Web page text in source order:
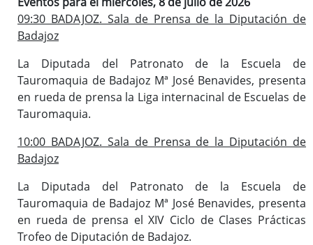
09:30 BADAJOZ. Sala de Prensa de la Diputación de
Badajoz
La Diputada del Patronato de la Escuela de
Tauromaquia de Badajoz Mª José Benavides, presenta
en rueda de prensa la Liga internacinal de Escuelas de
Tauromaquia.
10:00 BADAJOZ. Sala de Prensa de la Diputación de
Badajoz
La Diputada del Patronato de la Escuela de
Tauromaquia de Badajoz Mª José Benavides, presenta
en rueda de prensa el XIV Ciclo de Clases Prácticas
Trofeo de Diputación de Badajoz.